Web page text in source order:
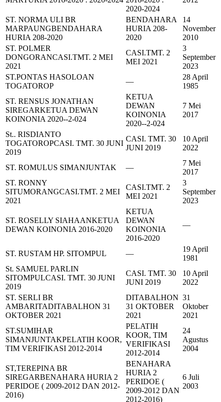
2020-2024
ST. NORMA ULI BR
MARPAUNGBENDAHARA
HURIA 208-2020
BENDAHARA
HURIA 208-
2020
14
November
2010
ST. POLMER
DONGORANCASI.TMT. 2 MEI
2021
CASI.TMT. 2
MEI 2021
3
September
2023
ST.PONTAS HASOLOAN
TOGATOROP
—
28 April
1985
ST. RENSUS JONATHAN
SIREGARKETUA DEWAN
KOINONIA 2020--2-024
KETUA
DEWAN
KOINONIA
2020--2-024
7 Mei
2017
St.. RISDIANTO
TOGATOROPCASI. TMT. 30 JUNI
2019
CASI. TMT. 30
JUNI 2019
10 April
2022
ST. ROMULUS SIMANJUNTAK —
7 Mei
2017
ST. RONNY
SITUMORANGCASI.TMT. 2 MEI
2021
CASI.TMT. 2
MEI 2021
3
September
2023
ST. ROSELLY SIAHAANKETUA
DEWAN KOINONIA 2016-2020
KETUA
DEWAN
KOINONIA
2016-2020
—
ST. RUSTAM HP. SITOMPUL —
19 April
1981
St. SAMUEL PARLIN
SITOMPULCASI. TMT. 30 JUNI
2019
CASI. TMT. 30
JUNI 2019
10 April
2022
ST. SERLI BR
AMBARITADITABALHON 31
OKTOBER 2021
DITABALHON
31 OKTOBER
2021
31
Oktober
2021
ST.SUMIHAR
SIMANJUNTAKPELATIH KOOR,
TIM VERIFIKASI 2012-2014
PELATIH
KOOR, TIM
VERIFIKASI
2012-2014
24
Agustus
2004
ST,TEREPINA BR
SIREGARBENAHARA HURIA 2
PERIDOE ( 2009-2012 DAN 2012-
2016)
BENAHARA
HURIA 2
PERIDOE (
2009-2012 DAN
2012-2016)
6 Juli
2003